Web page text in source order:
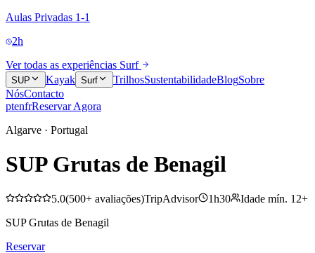
Aulas Privadas 1-1
2h
Ver todas as experiências Surf
SUP Kayak Surf TrilhosSustentabilidadeBlogSobre
NósContacto
ptenfrReservar Agora
Algarve · Portugal
SUP Grutas de Benagil
5.0(500+ avaliações)TripAdvisor 1h30 Idade mín. 12+
SUP Grutas de Benagil
Reservar